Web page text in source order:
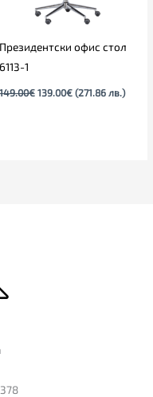
Президентски офис стол
6113-1
€ 139.00€ (271.86 лв.)